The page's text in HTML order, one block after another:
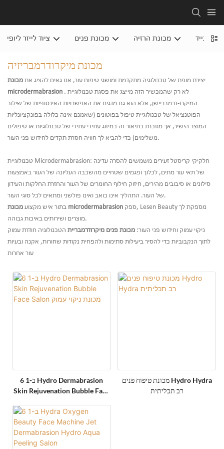
ציוד לייזר ליופי מכונת פנים מכונת הרזיה נייד
מכונת מיקרודרמבריזיה
יצירת מופת של טכנולוגיה מתקדמת ומושגי טיפוח עור, אנו גאים להציג את מכונת
microdermabrasion . לא רק שהמכשיר הזה מייצג את פסגת טכנולוגיית
המיקרו-דרמבריישן, אלא הוא גם מדגים את האפשרויות האינסופיות של שילוב
הפוטנציאל של טכנולוגיית טיפול בפוטונים (שאמנם אינה כלולה בפונקציונליות
המוצר הישיר, אך מוזכרת בתיאור זה כמיזוג עתידי עתידי של טכנולוגיות או טיפולים
משלימים) כדי להביא לך חוויה חסרת תקדים לחידוש פני העור.
טכנולוגיית Microdermabrasion: חלקיקי קריסטל זעירים משמשים להסרה עדינה
של תאי עור מתים, לכלוך ופגמים שטחיים מהשכבה העליונה של העור באמצעות
סילונים או סיבובים מהירים, חיזוק חילוף החומרים של העור והחזרת החלקות והעידון
של העור. התהליך אינו כואב ואינו פולשני ומתאים לכל סוגי העור.
בתור איש מקצוע מכונת microdermabrasion ספק, Lesen Beauty מספקת לך
מוצרים ושירותים באיכות גבוהה.
ניקוי עמוק וחידוש פני העור: מכונת פנים מיקרודרמבריית הטכנולוגיה חודרת עמוק
לתוך הנקבוביות כדי להסיר ביעילות סתימות ולהפחית נקודות שחורות, אקנה ובעיות
6 ב-1 Hydro Dermabrasion
Skin Rejuvenation Bubble Face
מכונת טיפוח פנים Hydro Hydra
רב תכליתית